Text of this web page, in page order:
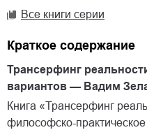
Все книги серии
Краткое содержание
Трансерфинг
вариантов — Вадим
Книга «Трансерфинг
философско-